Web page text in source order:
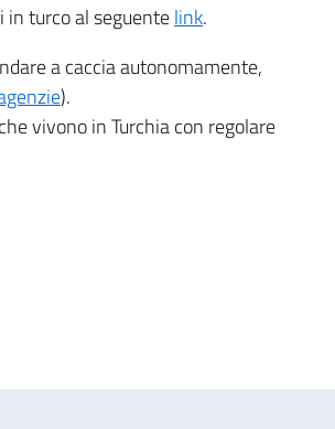
in turco al seguentelink.
a caccia autonomamente,
).
vivono in Turchia con regolare